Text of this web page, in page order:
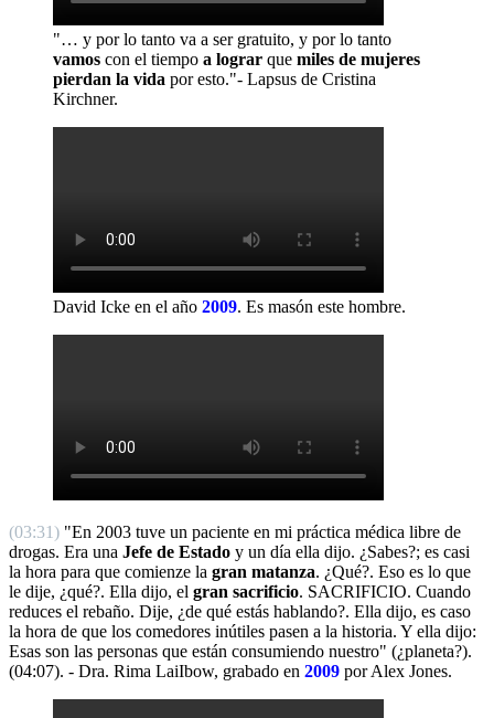
"… y por lo tanto va a ser gratuito, y por lo tanto
vamos con el tiempo a lograr que miles de mujeres
pierdan la vida por esto."- Lapsus de Cristina
Kirchner.
David Icke en el año 2009. Es masón este hombre.
(03:31) "En 2003 tuve un paciente en mi práctica médica libre de
drogas. Era una Jefe de Estado y un día ella dijo. ¿Sabes?; es casi
la hora para que comienze la gran matanza. ¿Qué?. Eso es lo que
le dije, ¿qué?. Ella dijo, el gran sacrificio. SACRIFICIO. Cuando
reduces el rebaño. Dije, ¿de qué estás hablando?. Ella dijo, es caso
la hora de que los comedores inútiles pasen a la historia. Y ella dijo:
Esas son las personas que están consumiendo nuestro" (¿planeta?).
(04:07). - Dra. Rima LaiIbow, grabado en 2009 por Alex Jones.